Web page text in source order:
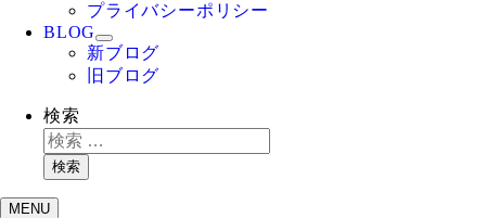
プライバシーポリシー
BLOG
新ブログ
旧ブログ
検索
検索
MENU